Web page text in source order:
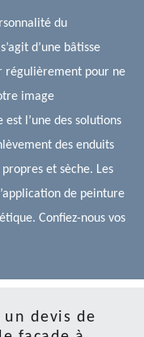
du
d’une bâtisse
régulièrement pour ne
image
l’une des solutions
des enduits
et sèche. Les
de peinture
Confiez-nous vos
devis de